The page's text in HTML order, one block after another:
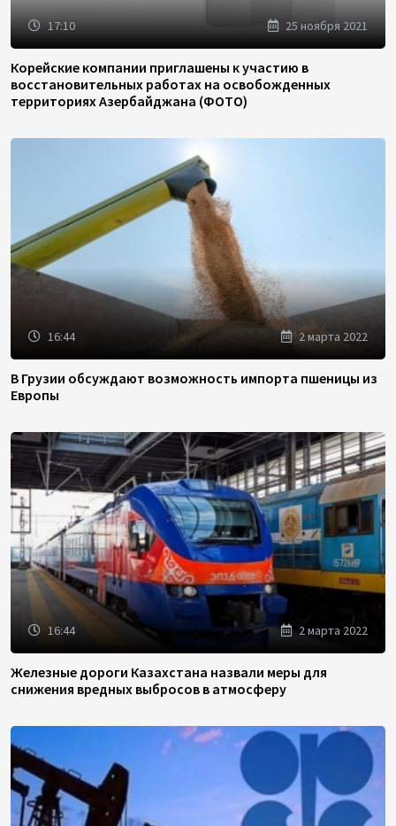
17:10 25 ноября 2021
Корейские компании приглашены к участию в
восстановительных работах на освобожденных
территориях Азербайджана (ФОТО)
16:44 2 марта 2022
В Грузии обсуждают возможность импорта пшеницы из
Европы
16:44 2 марта 2022
Железные дороги Казахстана назвали меры для
снижения вредных выбросов в атмосферу